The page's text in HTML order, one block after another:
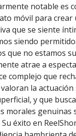
notable es
móvil para crear
que se siente
siendo
que no estamos
atrae a
complejo que
la actuación
y que
morales genuinas
éxito en